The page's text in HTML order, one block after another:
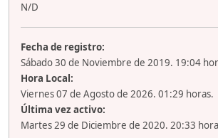
N/D
Fecha de registro:
Sábado 30 de Noviembre de 2019. 19:04
Hora Local:
Viernes 07 de Agosto de 2026. 01:29 horas.
Última vez activo:
Martes 29 de Diciembre de 2020. 20:33